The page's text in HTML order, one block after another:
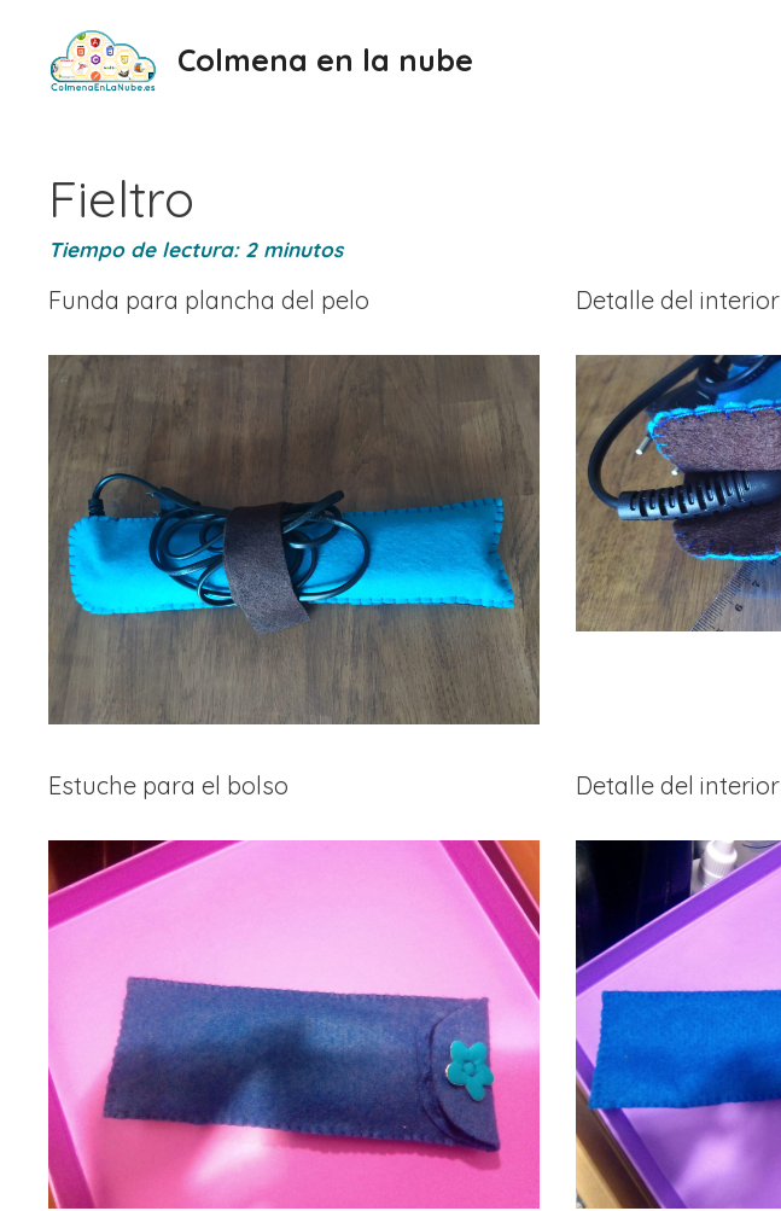
contenido
Colmena en la nube
Fieltro
Tiempo de lectura: 2 minutos
Funda para plancha del pelo Detalle del interior
Estuche para el bolso Detalle del interior